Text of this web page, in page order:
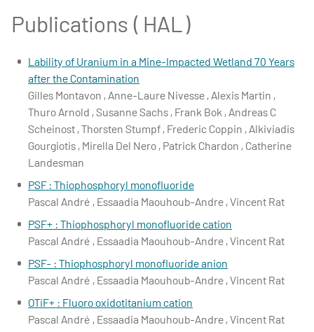
Publications ( HAL )
Lability of Uranium in a Mine-Impacted Wetland 70 Years
after the Contamination
Gilles Montavon , Anne-Laure Nivesse , Alexis Martin ,
Thuro Arnold , Susanne Sachs , Frank Bok , Andreas C
Scheinost , Thorsten Stumpf , Frederic Coppin , Alkiviadis
Gourgiotis , Mirella Del Nero , Patrick Chardon , Catherine
Landesman
PSF : Thiophosphoryl monofluoride
Pascal André , Essaadia Maouhoub-Andre , Vincent Rat
PSF+ : Thiophosphoryl monofluoride cation
Pascal André , Essaadia Maouhoub-Andre , Vincent Rat
PSF- : Thiophosphoryl monofluoride anion
Pascal André , Essaadia Maouhoub-Andre , Vincent Rat
OTiF+ : Fluoro oxidotitanium cation
Pascal André , Essaadia Maouhoub-Andre , Vincent Rat